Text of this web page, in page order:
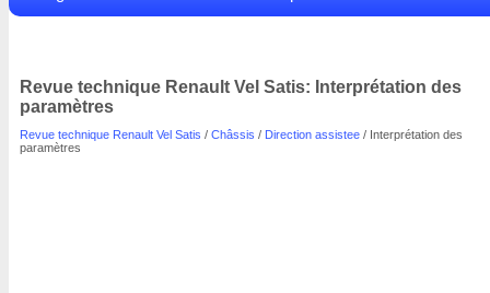
Revue technique Renault Vel Satis: Interprétation des
paramètres
Revue technique Renault Vel Satis / Châssis / Direction assistee / Interprétation des
paramètres